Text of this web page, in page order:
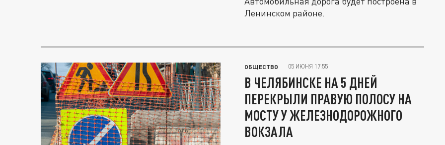
Ленинском районе.
ОБЩЕСТВО 05 ИЮНЯ 17:55
В ЧЕЛЯБИНСКЕ НА 5 ДНЕЙ
ПЕРЕКРЫЛИ ПРАВУЮ ПОЛОСУ НА
МОСТУ У ЖЕЛЕЗНОДОРОЖНОГО
ВОКЗАЛА